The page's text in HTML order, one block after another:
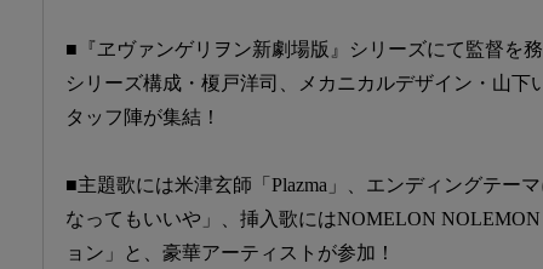
■『ヱヴァンゲリヲン新劇場版』シリーズにて監督を
シリーズ構成・榎戸洋司、メカニカルデザイン・山下
タッフ陣が集結！
■主題歌には米津玄師「Plazma」、エンディングテー
なってもいいや」、挿入歌にはNOMELON
ョン」と、豪華アーティストが参加！